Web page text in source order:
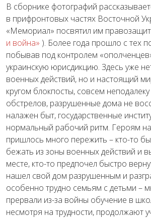
В сборнике фотографий
в прифронтовых частях Восточной
«Мемориал» посвятил им
и война» ). Более года прошло с тех
побывав под контролем
украинскую юрисдикцию. Здесь уже
военных действий, но и настоящий
кругом блокпосты, совсем
обстрелов, разрушенные дома не
налажен быт, государственные
нормальный рабочий ритм. Героям
пришлось много пережить – кто-то
бежать из зоны военных действий и
месте, кто-то предпочел быстро
нашел свой дом разрушенным и
особенно трудно семьям с детьми –
прервали из-за войны обучение в
несмотря на трудности, продолжают